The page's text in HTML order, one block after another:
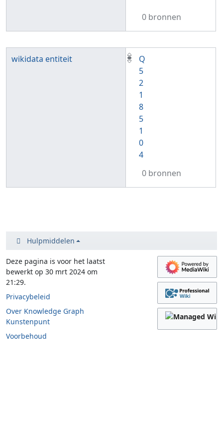
0 bronnen
wikidata entiteit
Q
5
2
1
8
5
1
0
4
0 bronnen
Hulpmiddelen
Deze pagina is voor het laatst
bewerkt op 30 mrt 2024 om
21:29.
Privacybeleid
Over Knowledge Graph
Kunstenpunt
Voorbehoud